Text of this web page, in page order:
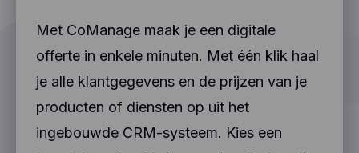
Met CoManage maak je een digitale
offerte in enkele minuten. Met één klik haal
je alle klantgegevens en de prijzen van je
producten of diensten op uit het
ingebouwde CRM-systeem. Kies een